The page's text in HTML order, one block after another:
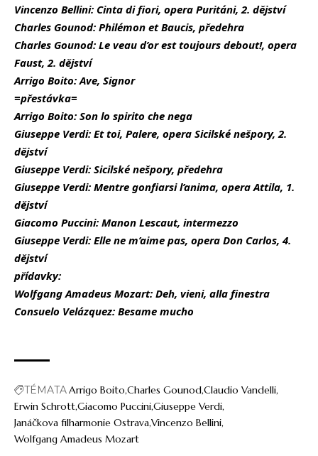
Vincenzo Bellini: Cinta di fiori, opera Puritáni, 2. dějství
Charles Gounod: Philémon et Baucis, předehra
Charles Gounod: Le veau d’or est toujours debout!, opera
Faust, 2. dějství
Arrigo Boito: Ave, Signor
=přestávka=
Arrigo Boito: Son lo spirito che nega
Giuseppe Verdi: Et toi, Palere, opera Sicilské nešpory, 2.
dějství
Giuseppe Verdi: Sicilské nešpory, předehra
Giuseppe Verdi: Mentre gonfiarsi l’anima, opera Attila, 1.
dějství
Giacomo Puccini: Manon Lescaut, intermezzo
Giuseppe Verdi: Elle ne m’aime pas, opera Don Carlos, 4.
dějství
přídavky:
Wolfgang Amadeus Mozart: Deh, vieni, alla finestra
Consuelo Velázquez: Besame mucho
TÉMATAArrigo Boito Charles GounodClaudio Vandelli
Erwin SchrottGiacomo PucciniGiuseppe Verdi
Janáčkova filharmonie OstravaVincenzo Bellini
Wolfgang Amadeus Mozart